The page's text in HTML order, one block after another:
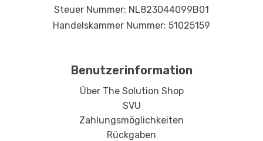
Steuer Nummer: NL823044099B01
Handelskammer Nummer: 51025159
Benutzerinformation
Über The Solution Shop
SVU
Zahlungsmöglichkeiten
Rückgaben